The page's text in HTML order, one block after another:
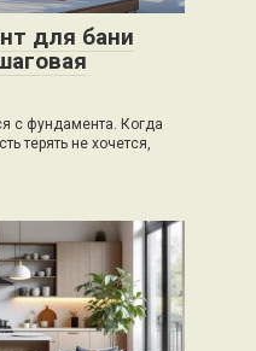
для бани
с фундамента. Когда
терять не хочется,